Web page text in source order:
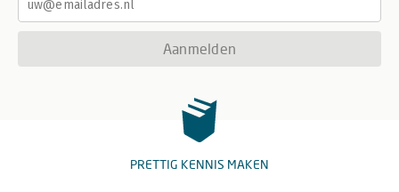
Aanmelden
PRETTIG KENNIS MAKEN